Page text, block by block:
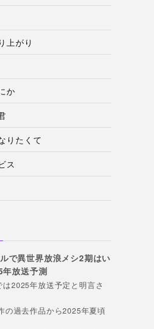
上がり
か
りたくて
ス
で異世界放浪メシ2期はい
放送予測
は2025年放送予定と明言さ
の過去作品から2025年夏頃